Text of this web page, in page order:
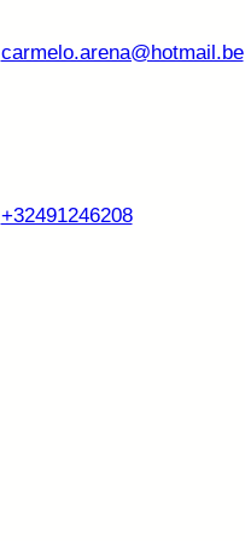
carmelo.arena@hotmail.be
+32491246208